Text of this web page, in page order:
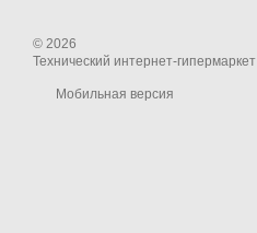
© 2026
Технический интернет-гипермаркет
Мобильная версия